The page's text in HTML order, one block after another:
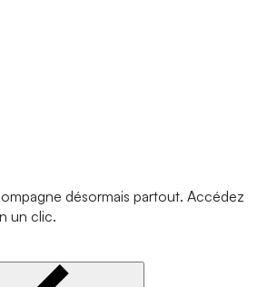
désormais partout. Accédez
un clic.